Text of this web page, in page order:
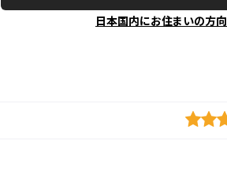
日本国内にお住まいの方